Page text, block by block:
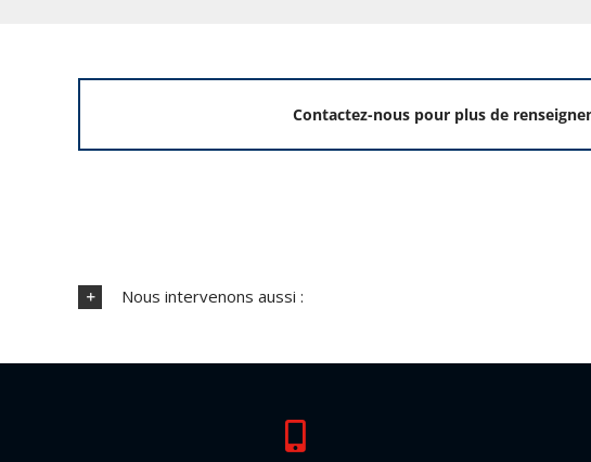
Contactez-nous pour plus de
Nous intervenons aussi :